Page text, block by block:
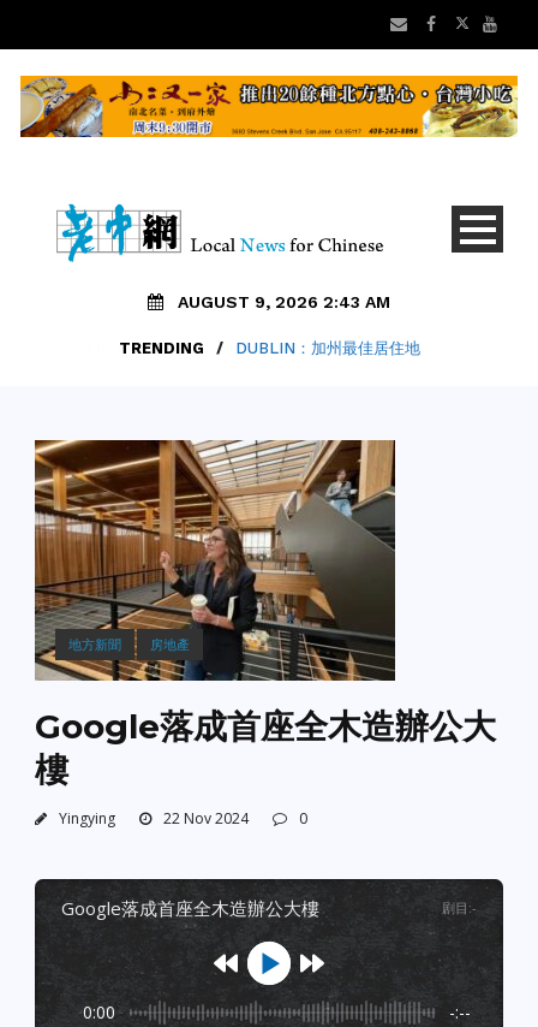
AUGUST 9, 2026 2:43 AM
TRENDING / DUBLIN：加州最佳居住地
地方新聞 房地產
Google落成首座全木造辦公大
樓
Yingying 22 Nov 2024 0
google落成首座全木造辦公大樓 剧目 :-
0:00 -:--